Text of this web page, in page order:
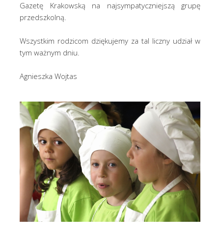
Gazetę Krakowską na najsympatyczniejszą grupę
przedszkolną.
Wszystkim rodzicom dziękujemy za tal liczny udział w
tym ważnym dniu.
Agnieszka Wojtas